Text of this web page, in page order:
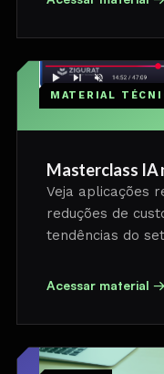
MATERIAL
Masterclass IA
Veja aplicações
reduções de
tendências do
Acessar material →